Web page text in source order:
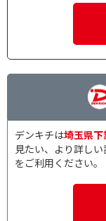
デンキチは埼玉県
見たい、より詳し
をご利用ください。